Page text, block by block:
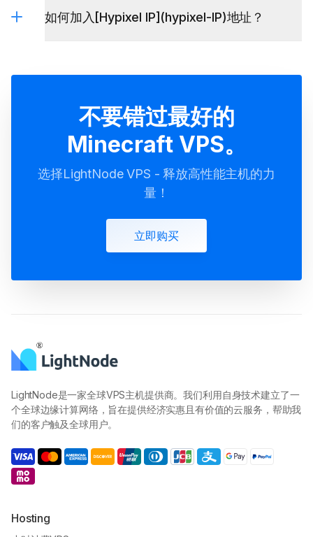
如何加入[Hypixel IP](hypixel-IP)地址？
不要错过最好的
Minecraft VPS。
选择LightNode VPS - 释放高性能主机的力
量！
立即购买
LightNode是一家全球VPS主机提供商。我们利用自身技术建立了一
个全球边缘计算网络，旨在提供经济实惠且有价值的云服务，帮助我
们的客户触及全球用户。
Hosting